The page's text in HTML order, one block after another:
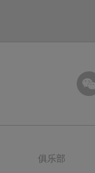
俱乐部